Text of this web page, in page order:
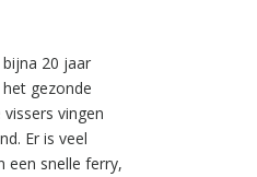
20 jaar
gezonde
vingen
Er is veel
een snelle ferry,